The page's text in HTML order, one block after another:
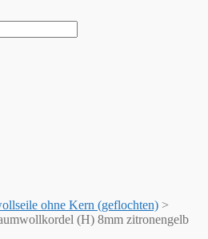
ohne Kern (geflochten) >
(H) 8mm zitronengelb